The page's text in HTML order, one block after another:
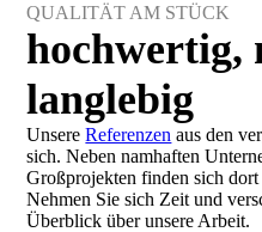
QUALITÄT AM STÜCK
lang­lebig
UnsereReferenzen aus den
sich. Neben namhaften
Groß­projekten finden sich
Nehmen Sie sich Zeit und
Überblick über unsere Arbeit.